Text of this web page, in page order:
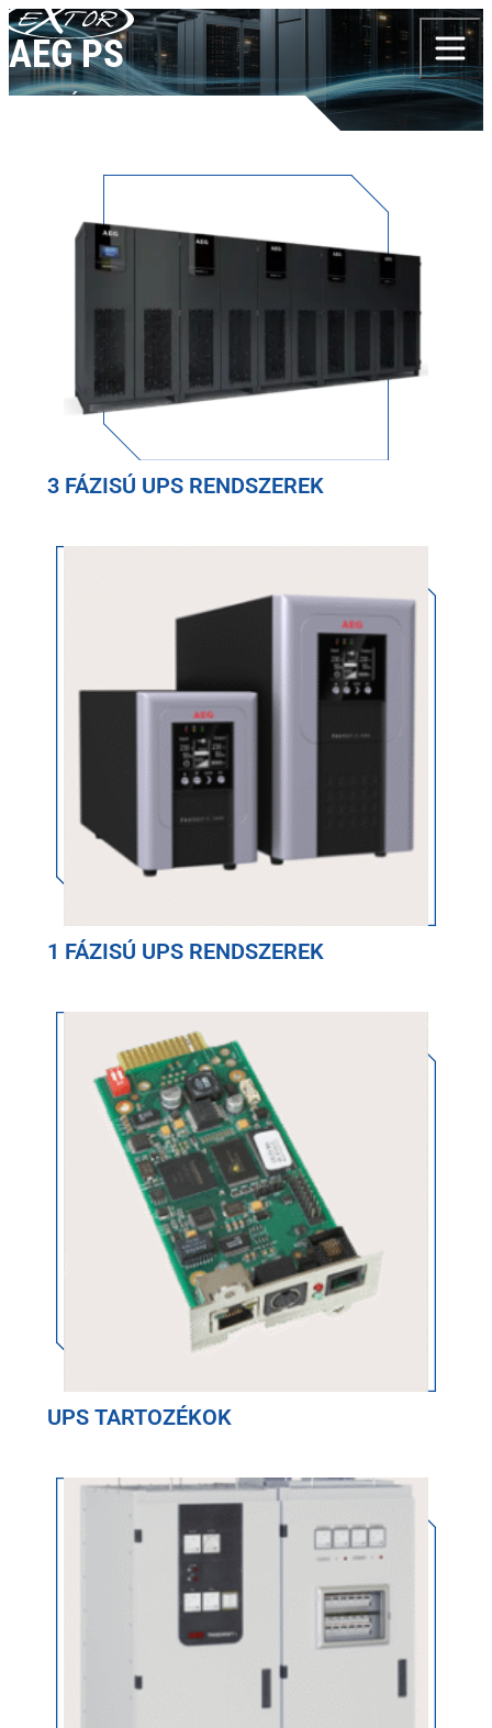
Skip to content
AEG PS
TERMÉKEK AEG PS
3 FÁZISÚ UPS RENDSZEREK
1 FÁZISÚ UPS RENDSZEREK
UPS TARTOZÉKOK